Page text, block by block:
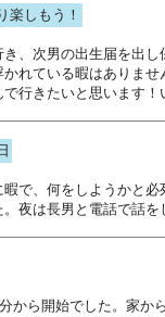
楽しもう！
、次男の出生届を出
れている暇はありま
行きたいと思います
で、何をしようかと
夜は長男と電話で話
から開始でした。家か